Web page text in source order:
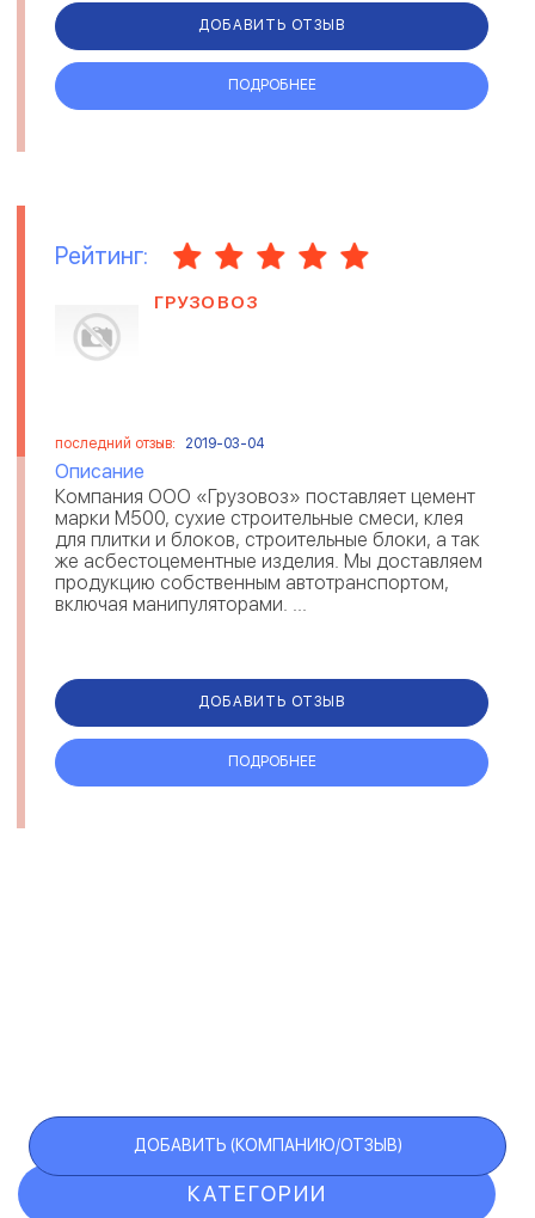
дополнительную услугу по ...
ДОБАВИТЬ ОТЗЫВ
ПОДРОБНЕЕ
Рейтинг:
ГРУЗОВОЗ
последний отзыв: 2019-03-04
Описание
Компания ООО «Грузовоз» поставляет цемент
марки М500, сухие строительные смеси, клея
для плитки и блоков, строительные блоки, а так
же асбестоцементные изделия. Мы доставляем
продукцию собственным автотранспортом,
включая манипуляторами. ...
ДОБАВИТЬ ОТЗЫВ
ПОДРОБНЕЕ
КАТЕГОРИИ
ДОБАВИТЬ (КОМПАНИЮ/ОТЗЫВ)